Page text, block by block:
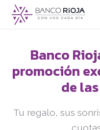
Banco
promoción
de
Tu regalo, sus